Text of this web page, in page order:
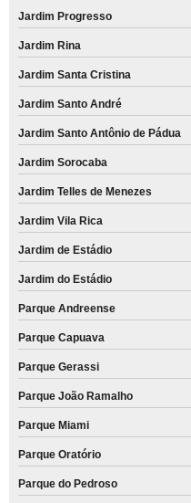
Jardim Progresso
Jardim Rina
Jardim Santa Cristina
Jardim Santo André
Jardim Santo Antônio de Pádua
Jardim Sorocaba
Jardim Telles de Menezes
Jardim Vila Rica
Jardim de Estádio
Jardim do Estádio
Parque Andreense
Parque Capuava
Parque Gerassi
Parque João Ramalho
Parque Miami
Parque Oratório
Parque do Pedroso